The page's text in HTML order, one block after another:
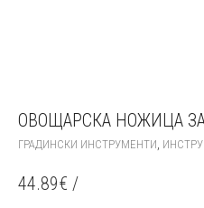
ОВОЩАРСКА НОЖИЦА ЗА
ГРАДИНСКИ ИНСТРУМЕНТИ
44.89€ /